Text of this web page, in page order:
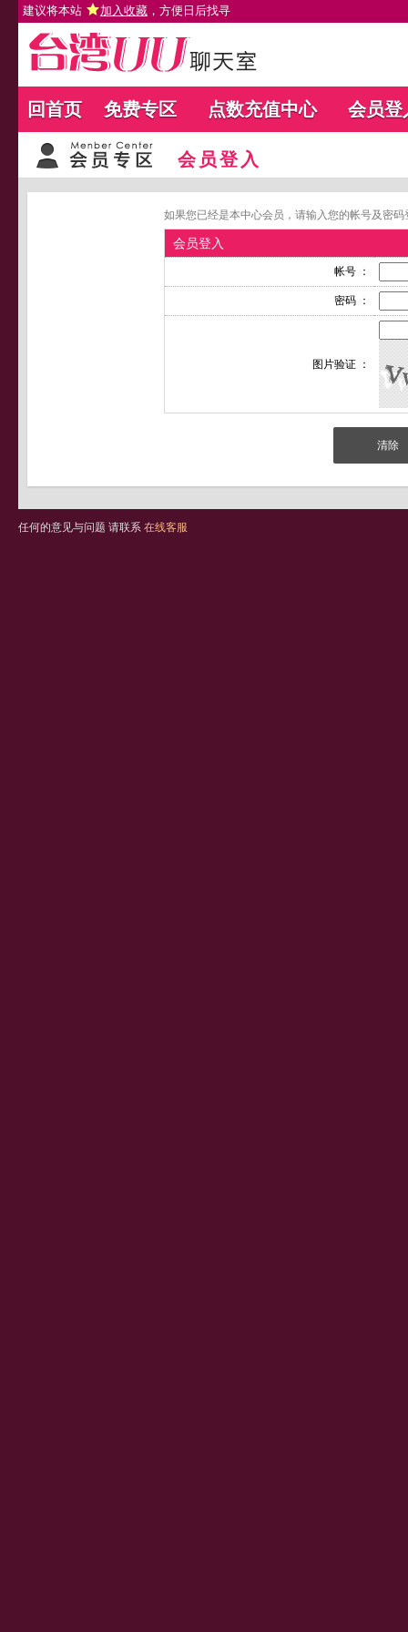
建议将本站 加入收藏 ，方便日后找寻
回首页 免费专区 点数充值中心 会员登
会员登入
如果您已经是本中心会员，请输入您的帐号及密
会员登入
帐号 ：
密码 ：
图片验证 ：
任何的意见与问题 请联系 在线客服